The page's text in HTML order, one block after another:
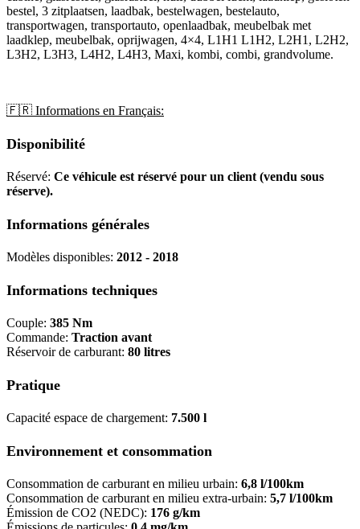
bestel, 3 zitplaatsen, laadbak, bestelwagen, bestelauto,
transportwagen, transportauto, openlaadbak, meubelbak met
laadklep, meubelbak, oprijwagen, 4×4, L1H1 L1H2, L2H1, L2H2,
L3H2, L3H3, L4H2, L4H3, Maxi, kombi, combi, grandvolume.
🇫🇷 Informations en Français:
Disponibilité
Réservé: Ce véhicule est réservé pour un client (vendu sous
réserve).
Informations générales
Modèles disponibles: 2012 - 2018
Informations techniques
Couple: 385 Nm
Commande: Traction avant
Réservoir de carburant: 80 litres
Pratique
Capacité espace de chargement: 7.500 l
Environnement et consommation
Consommation de carburant en milieu urbain: 6,8 l/100km
Consommation de carburant en milieu extra-urbain: 5,7 l/100km
Émission de CO2 (NEDC): 176 g/km